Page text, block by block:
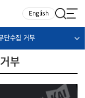
English
단수집 거부
부